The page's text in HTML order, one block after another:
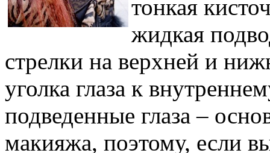
тонкая
жидкая
стрелки на верхней и
уголка глаза к
подведенные глаза –
макияжа, поэтому, если